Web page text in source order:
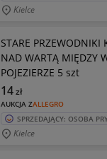
Kielce
STARE PRZEWODNIKI
NAD WARTĄ MIĘDZY
POJEZIERZE 5 szt
AUKCJA ZALLEGRO
14zł
SPRZEDAJĄCY: OSOBA
Kielce